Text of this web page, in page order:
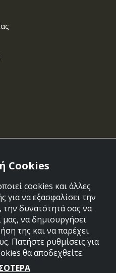
36,
9960489
Cookies
cookies και άλλες
για να εξασφαλίσει την
την δυνατότητά σας να
μας, να δημιουργήσει
της και να παρέχει
Πατήστε ρυθμίσεις για
θα αποδεχθείτε.